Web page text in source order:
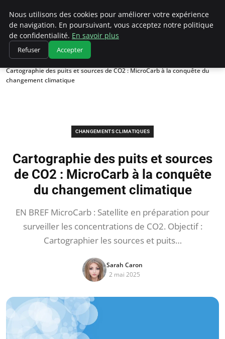
Climatedebtagents
Accueil
Changements climatiques
Cartographie des puits et sources de CO2 : MicroCarb à la conquête du
changement climatique
CHANGEMENTS CLIMATIQUES
Cartographie des puits et sources
de CO2 : MicroCarb à la conquête
du changement climatique
EN BREF MicroCarb : Satellite en préparation pour
surveiller les concentrations de CO2. Objectif :
Cartographier les sources et puits…
Sarah Caron
2 mai 2025
Nous utilisons des cookies pour améliorer votre expérience
de navigation. En poursuivant, vous acceptez notre politique
de confidentialité. En savoir plus
Refuser Accepter